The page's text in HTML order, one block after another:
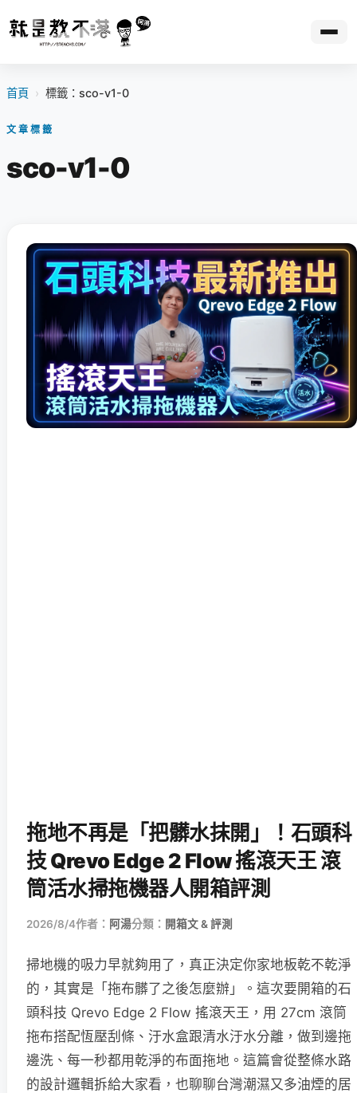
首頁 › 標籤：sco-v1-0
文章標籤
sco-v1-0
拖地不再是「把髒水抹開」！石頭科
技 Qrevo Edge 2 Flow 搖滾天王 滾
筒活水掃拖機器人開箱評測
2026/8/4作者： 阿湯分類： 開箱文 & 評測
掃地機的吸力早就夠用了，真正決定你家地板乾不乾淨
的，其實是「拖布髒了之後怎麼辦」。這次要開箱的石
頭科技 Qrevo Edge 2 Flow 搖滾天王，用 27cm 滾筒
拖布搭配恆壓刮條、汙水盒跟清水汙水分離，做到邊拖
邊洗、每一秒都用乾淨的布面拖地。這篇會從整條水路
的設計邏輯拆給大家看，也聊聊台灣潮濕又多油煙的居